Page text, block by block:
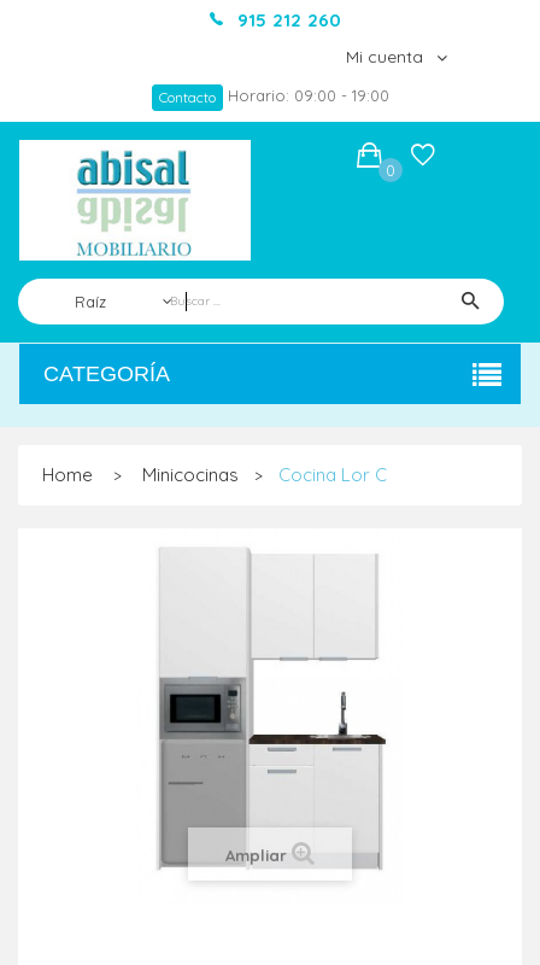
915 212 260
Mi cuenta
Contacto Horario: 09:00 - 19:00
Raíz
0
CATEGORÍA
Home > Minicocinas > Cocina Lor C
Ampliar